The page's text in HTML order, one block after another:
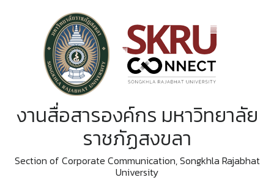
งานสื่อสารองค์กร มหาวิทยาลัย
ราชภัฏสงขลา
Section of Corporate Communication, Songkhla Rajabhat
University